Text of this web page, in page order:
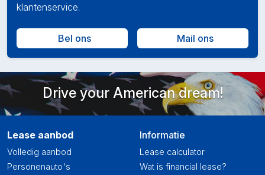
klantenservice.
Bel ons Mail ons
Drive your American dream!
Lease aanbod
Volledig aanbod
Personenauto's
Informatie
Lease calculator
Wat is financial lease?